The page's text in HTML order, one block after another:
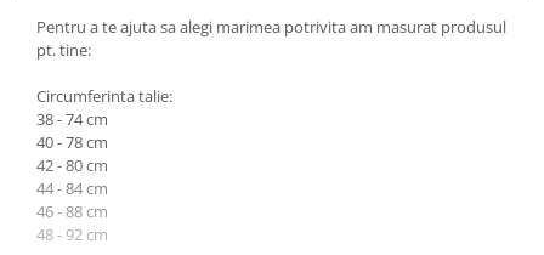
Pentru a te ajuta sa alegi marimea potrivita am masurat produsul
pt. tine:
Circumferinta talie:
38 - 74 cm
40 - 78 cm
42 - 80 cm
44 - 84 cm
46 - 88 cm
48 - 92 cm